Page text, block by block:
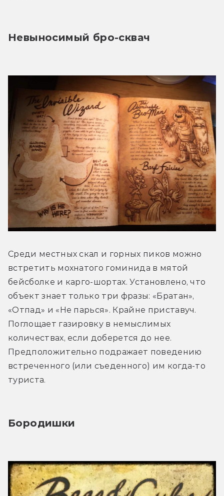
Невыносимый бро-сквач
Среди местных скал и горных пиков можно
встретить мохнатого гоминида в мятой
бейсболке и карго-шортах. Установлено, что
объект знает только три фразы: «Братан»,
«Отпад» и «Не парься». Крайне приставуч.
Поглощает газировку в немыслимых
количествах, если доберется до нее.
Предположительно подражает поведению
встреченного (или съеденного) им когда-то
туриста.
Бородишки